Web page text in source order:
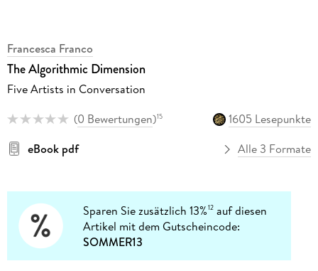
Francesca Franco
The Algorithmic Dimension
Five Artists in Conversation
(0 Bewertungen)15
1605 Lesepunkte
eBook pdf
Alle 3 Formate
Sparen Sie zusätzlich 13%12 auf diesen
Artikel mit dem Gutscheincode:
SOMMER13